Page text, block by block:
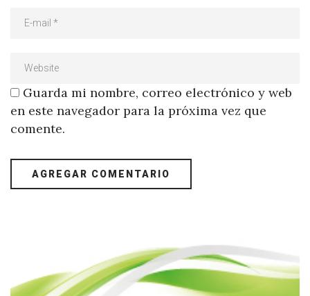
Guarda mi nombre, correo electrónico y web
en este navegador para la próxima vez que
comente.